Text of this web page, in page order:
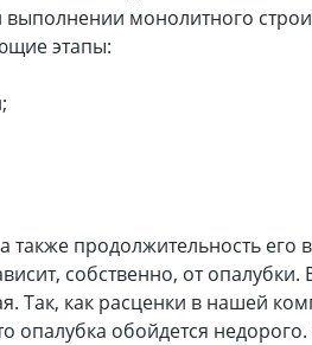
выполнении монолитного
этапы:
также продолжительность его
собственно, от
Так, как расценки в нашей
опалубка обойдется